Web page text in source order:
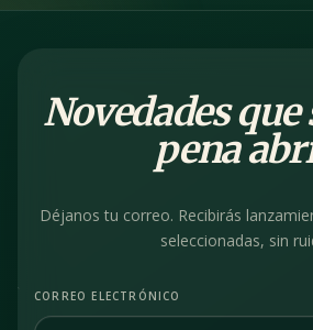
Novedades que
pena
Déjanos tu correo. Recibirás
seleccionadas, sin
CORREO ELECTRÓNICO